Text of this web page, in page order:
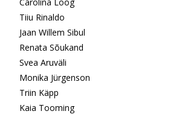
Tiiu Rinaldo
Jaan Willem Sibul
Renata Sõukand
Svea Aruväli
Monika Jürgenson
Triin Käpp
Kaia Tooming